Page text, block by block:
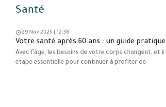
Santé
29 Nov 2025 | 12:38
Votre santé après 60 ans : un guide
Avec l’âge, les besoins de votre corps changent,
étape essentielle pour continuer à profiter de